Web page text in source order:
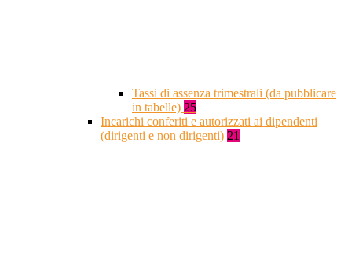
Tassi di assenza trimestrali (da pubblicare
in tabelle) 25
Incarichi conferiti e autorizzati ai dipendenti
(dirigenti e non dirigenti) 21